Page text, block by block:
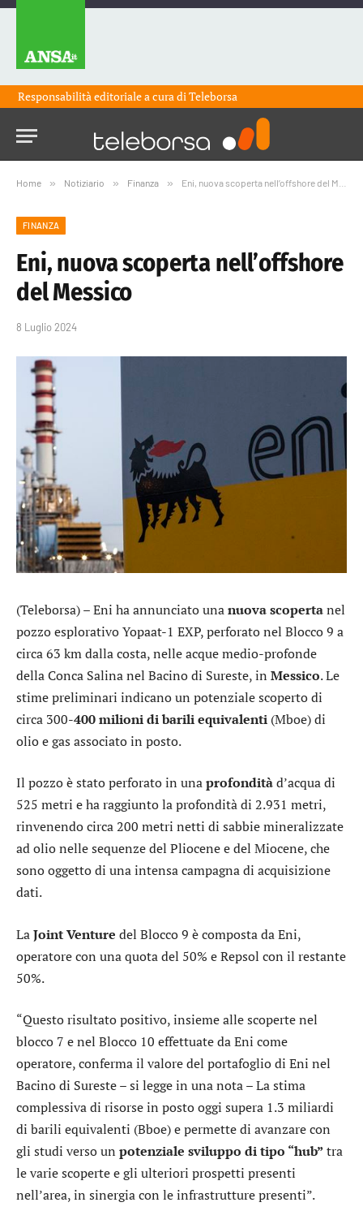
Responsabilità editoriale a cura diTeleborsa
Home » Notiziario » Finanza » Eni, nuova scoperta nell’offshore del Messico
FINANZA
Eni, nuova scoperta nell’offshore
del Messico
8 Luglio 2024
(Teleborsa) –Eni ha annunciato unanuova scopertanel
pozzo esplorativo Yopaat-1 EXP, perforato nel Blocco 9 a
circa 63 km dalla costa, nelle acque medio-profonde
della Conca Salina nel Bacino di Sureste, in Messico. Le
stime preliminari indicano un potenziale scoperto di
circa 300-400 milioni di barili equivalenti (Mboe) di
olio e gas associato in posto.
Il pozzo è stato perforato in unaprofonditàd’acqua di
525 metri e ha raggiunto la profondità di 2.931 metri,
rinvenendo circa 200 metri netti di sabbie mineralizzate
ad olio nelle sequenze del Pliocene e del Miocene, che
sono oggetto di una intensa campagna di acquisizione
dati.
LaJoint Venture del Blocco 9 è composta da Eni,
operatore con una quota del 50% eRepsol con il restante
50%.
“Questo risultato positivo, insieme alle scoperte nel
blocco 7 e nel Blocco 10 effettuate da Eni come
operatore, conferma il valore del portafoglio di Eni nel
Bacino di Sureste – si legge in una nota – La stima
complessiva di risorse in posto oggi supera 1.3 miliardi
di barili equivalenti (Bboe) e permette di avanzare con
gli studi verso un potenziale sviluppo di tipo “hub” tra
le varie scoperte e gli ulteriori prospetti presenti
nell’area, in sinergia con le infrastrutture presenti”.